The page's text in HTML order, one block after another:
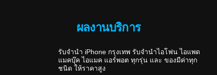
ผลงานบริการ
รับจำนำ iPhone กรุงเทพ รับจำนำไอโฟน ไอแพด
แมคบุ๊ค ไอแมค แอร์พอต ทุกรุ่น และ ของมีค่าทุก
ชนิด ให้ราคาสูง